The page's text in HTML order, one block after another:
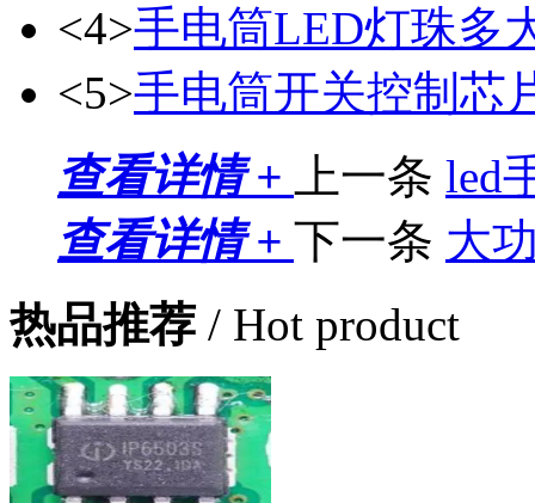
<4>手电筒LED灯珠多
<5>手电筒开关控制芯
查看详情 +
上一条 led
查看详情 + 下一条 大
热品推荐 / Hot product